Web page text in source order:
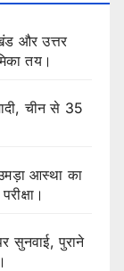
और उत्तर
तय।
चीन से 35
आस्था का
सुनवाई, पुराने